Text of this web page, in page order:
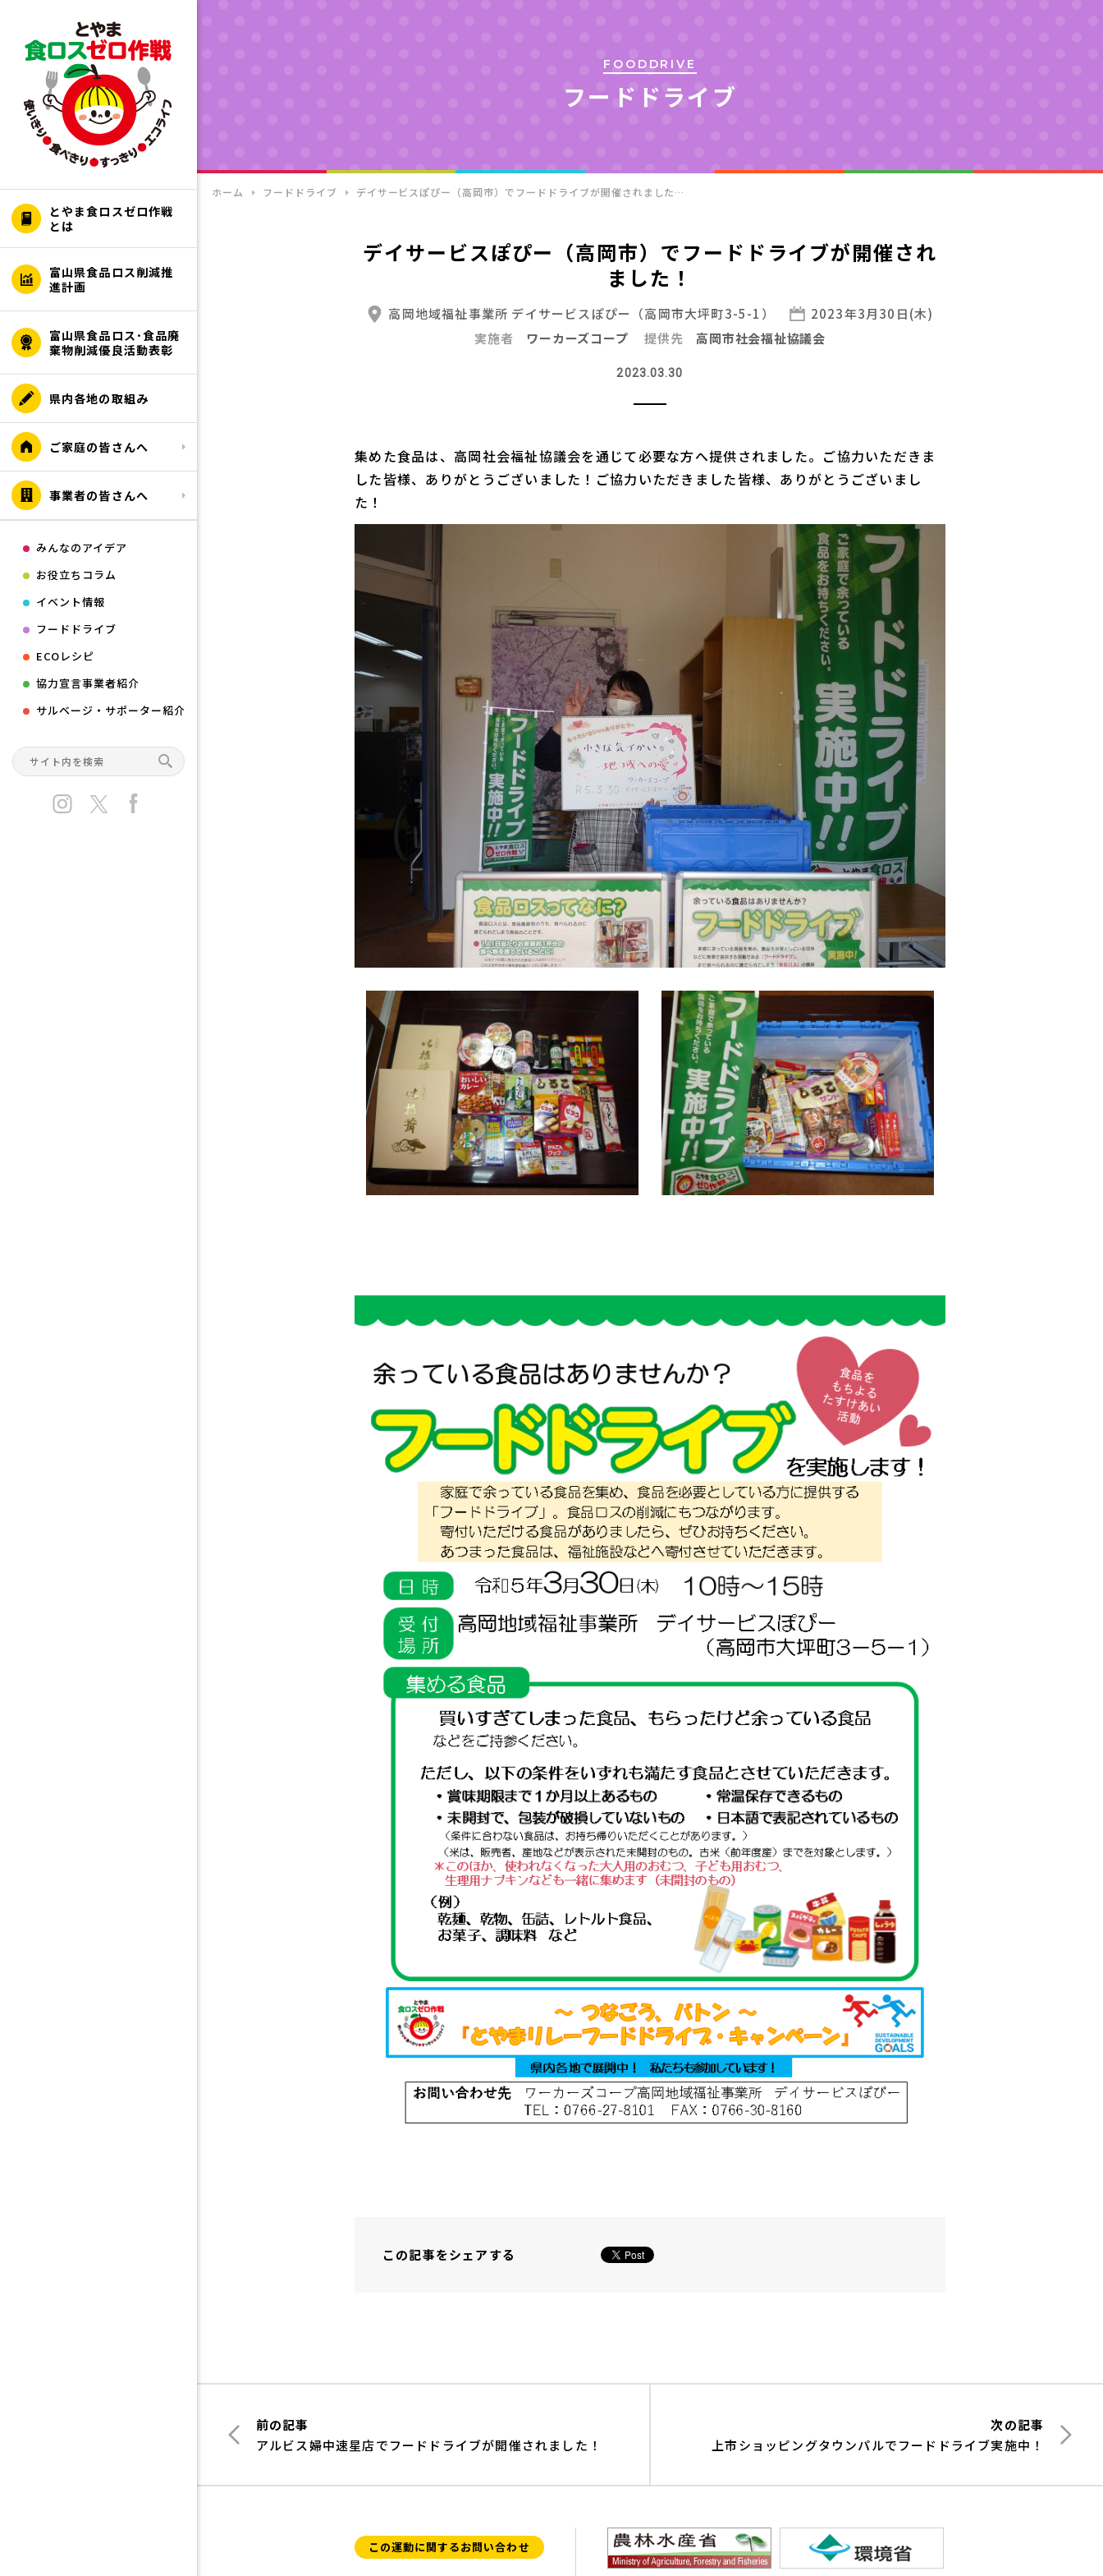
とやま食ロスゼロ作戦
とは
富山県食品ロス削減推
進計画
富山県食品ロス･食品廃
棄物削減優良活動表彰
県内各地の取組み
ご家庭の皆さんへ
事業者の皆さんへ
みんなのアイデア
お役立ちコラム
イベント情報
フードドライブ
ECOレシピ
協力宣言事業者紹介
サルベージ・サポーター紹介
FOODDRIVE
フードドライブ
ホーム フードドライブ デイサービスぽぴー（高岡市）でフードドライブが開催されました…
デイサービスぽぴー（高岡市）でフードドライブが開催され
ました！
高岡地域福祉事業所 デイサービスぽぴー（高岡市大坪町3-5-1）
2023年3月30日(木)
実施者 ワーカーズコープ 提供先 高岡市社会福祉協議会
2023.03.30
集めた食品は、高岡社会福祉協議会を通じて必要な方へ提供されました。ご協力いただきま
した皆様、ありがとうございました！ ご協力いただきました皆様、ありがとうございまし
た！
この記事をシェアする
前の記事
アルビス婦中速星店でフードドライブが開催されました！
次の記事
上市ショッピングタウンパルでフードドライブ実施中！
この運動に関するお問い合わせ